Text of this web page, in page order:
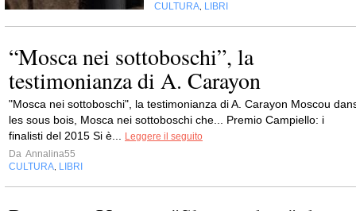
CULTURA LIBRI
“Mosca nei sottoboschi”, la
testimonianza di A. Carayon
"Mosca nei sottoboschi", la testimonianza di A. Carayon Moscou
les sous bois, Mosca nei sottoboschi che... Premio Campiello: i
finalisti del 2015 Si è...
Leggere il seguito
Da Annalina55
CULTURA LIBRI